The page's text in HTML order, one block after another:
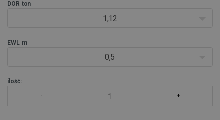
DOR ton
1,12
EWL m
0,5
ilość: